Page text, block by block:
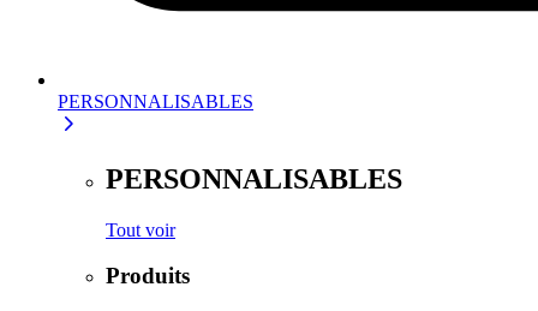
PERSONNALISABLES
PERSONNALISABLES
Tout voir
Produits